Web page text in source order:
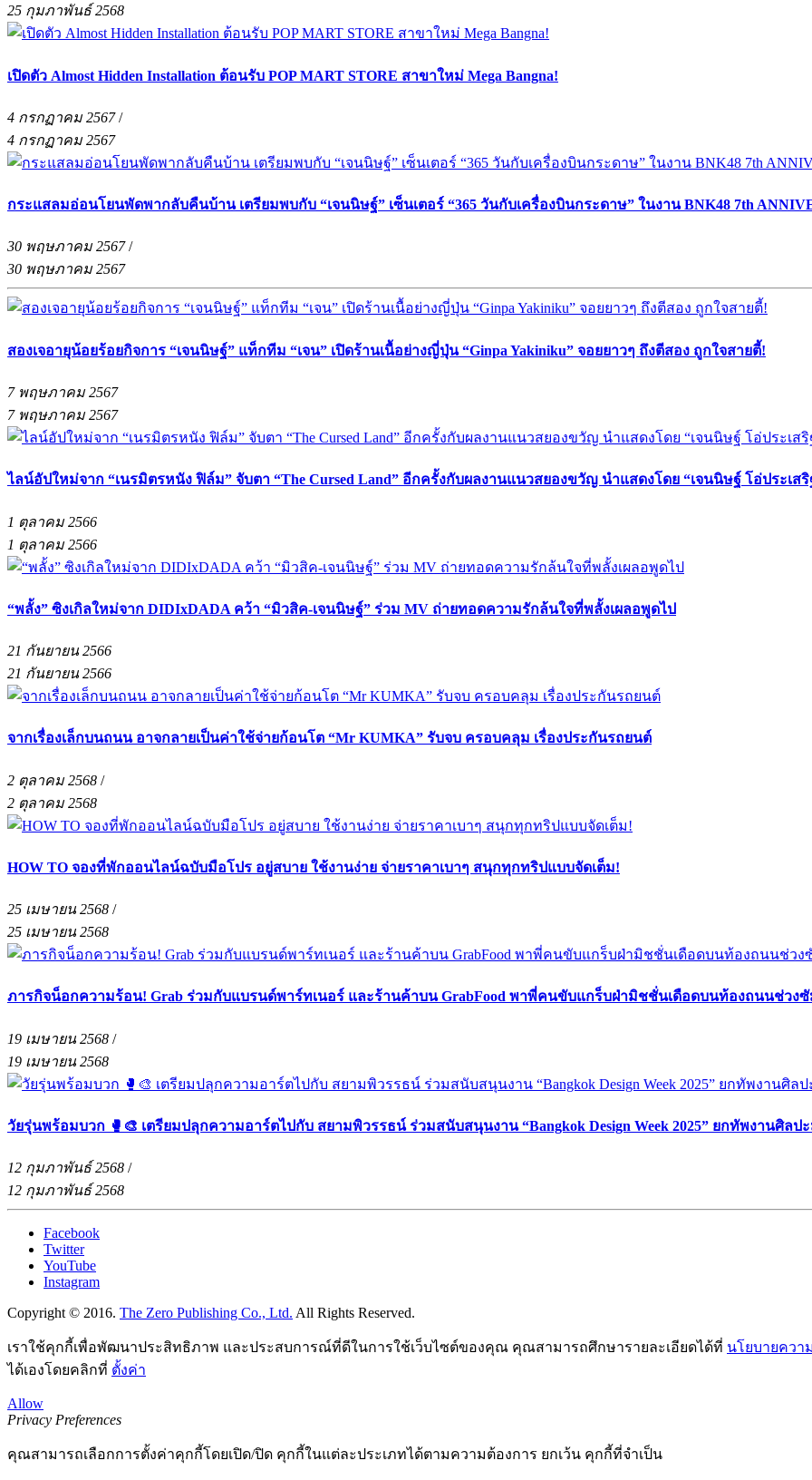
25 กุมภาพันธ์ 2568
เปิดตัว Almost Hidden Installation ต้อนรับ POP MART STORE สาขาใหม่ Mega Bangna!
4 กรกฏาคม 2567/
4 กรกฏาคม 2567
กระแสลมอ่อนโยนพัดพากลับคืนบ้าน เตรียมพบกับ “เจนนิษฐ์” เซ็นเตอร์ “365 วันกับเครื่องบินกระดาษ” ในงาน BNK48 7th
30 พฤษภาคม 2567/
30 พฤษภาคม 2567
สองเจอายุน้อยร้อยกิจการ “เจนนิษฐ์” แท็กทีม “เจน” เปิดร้านเนื้อย่างญี่ปุ่น “Ginpa Yakiniku” จอยยาวๆ ถึงตีสอง ถูกใจสายตี้!
7 พฤษภาคม 2567
7 พฤษภาคม 2567
ไลน์อัปใหม่จาก “เนรมิตรหนัง ฟิล์ม” จับตา “The Cursed Land” อีกครั้งกับผลงานแนวสยองขวัญ นำแสดงโดย “เจนนิษฐ์ โอ่ประเสริ
1 ตุลาคม 2566
1 ตุลาคม 2566
“พลั้ง” ซิงเกิลใหม่จาก DIDIxDADA คว้า “มิวสิค-เจนนิษฐ์” ร่วม MV ถ่ายทอดความรักล้นใจที่พลั้งเผลอพูดไป
21 กันยายน 2566
21 กันยายน 2566
จากเรื่องเล็กบนถนน อาจกลายเป็นค่าใช้จ่ายก้อนโต “Mr KUMKA” รับจบ ครอบคลุม เรื่องประกันรถยนต์
2 ตุลาคม 2568 /
2 ตุลาคม 2568
HOW TO จองที่พักออนไลน์ฉบับมือโปร อยู่สบาย ใช้งานง่าย จ่ายราคาเบาๆ สนุกทุกทริปแบบจัดเต็ม!
25 เมษายน 2568 /
25 เมษายน 2568
ภารกิจน็อกความร้อน! Grab ร่วมกับแบรนด์พาร์ทเนอร์ และร้านค้าบน GrabFood พาพี่คนขับแกร็บฝ่ามิชชั่นเดือดบนท้องถนนช่วงซั
19 เมษายน 2568 /
19 เมษายน 2568
วัยรุ่นพร้อมบวก 🥊🎨 เตรียมปลุกความอาร์ตไปกับ สยามพิวรรธน์ ร่วมสนับสนุนงาน “Bangkok Design Week 2025” ยกทัพงานศิลป
12 กุมภาพันธ์ 2568 /
12 กุมภาพันธ์ 2568
Facebook
Twitter
YouTube
Instagram
Copyright © 2016. The Zero Publishing Co., Ltd. All Rights Reserved.
เราใช้คุกกี้เพื่อพัฒนาประสิทธิภาพ และประสบการณ์ที่ดีในการใช้เว็บไซต์ของคุณ คุณสามารถศึกษารายละเอียดได้ที่ นโยบายควา
ได้เองโดยคลิกที่ ตั้งค่า
Allow
Privacy Preferences
คุณสามารถเลือกการตั้งค่าคุกกี้โดยเปิด/ปิด คุกกี้ในแต่ละประเภทได้ตามความต้องการ ยกเว้น คุกกี้ที่จำเป็น